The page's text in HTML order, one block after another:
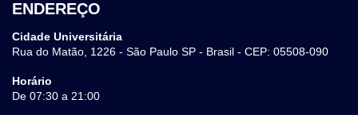
ENDEREÇO
Cidade Universitária
Rua do Matão, 1226 - São Paulo SP - Brasil - CEP: 05508-090
Horário
De 07:30 a 21:00